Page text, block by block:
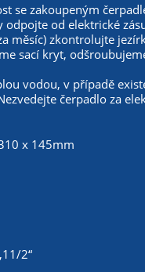
se zakoupeným
odpojte od elektrické
měsíc) zkontrolujte
sací kryt,
vodou, v případě
čerpadlo za
x 145mm
2“